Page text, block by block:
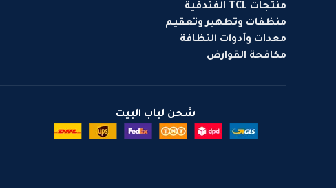
منتجات TCL الفندقية
منظفات وتطهير وتعقيم
معدات وأدوات النظافة
مكافحة القوارض
شحن لباب البيت